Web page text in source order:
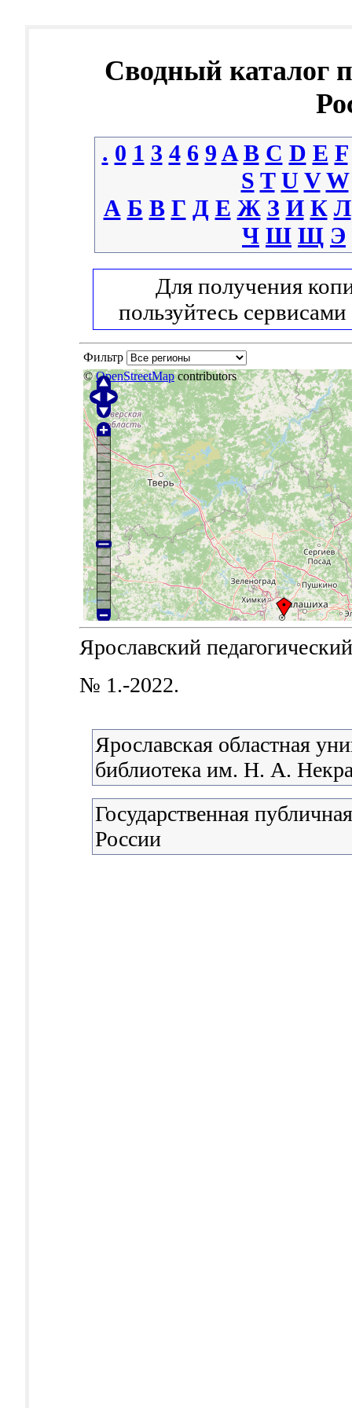
Сводный каталог
. 0 1 3 4 6 9 A B C D E F
S T U V W
А Б В Г Д Е Ж З И К Л
Ч Ш Щ Э
Для получения
пользуйтесь сервисами
Фильтр
©OpenStreetMapcontributors
Ярославский
№ 1.-2022.
Ярославская областная
библиотека им. Н. А.
Государственная
России